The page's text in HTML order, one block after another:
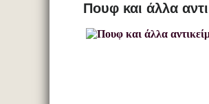
Πουφ και άλλα